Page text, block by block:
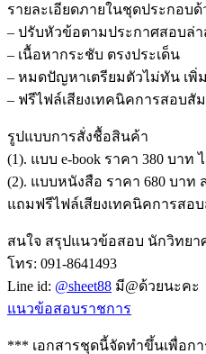
รายละเอียดภายในชุดประกอบด้
– ปรับหัวข้อตามประกาศสอบล่
– เนื้อหากระชับ ตรงประเด็น
– หมดปัญหาเตรียมตัวไม่ทัน เพิ่
– ฟรีไฟล์เสียงเทคนิคการสอบ
รูปแบบการสั่งชื้อสินค้า
(1). แบบ e-book ราคา 380 บาท
(2). แบบหนังสือ ราคา 680 บาท
แถมฟรีไฟล์เสียงเทคนิคการส
สนใจ สรุปแนวข้อสอบ นักวิทยา
โทร: 091-8641493
Line id: @sheet88 มี@ด้วยนะคะ
แนวข้อสอบราชการ
*** เอกสารชุดนี้จัดทำขึ้นเพื่อกา